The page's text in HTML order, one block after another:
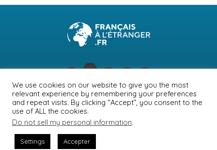
NEWSLETTER PUBLICITÉ CONTACTS
MENTIONS LÉGALES
POLITIQUE DE CONFIDENTIALITÉ
We use cookies on our website to give you the most
relevant experience by remembering your preferences
and repeat visits. By clicking “Accept”, you consent to the
use of ALL the cookies.
Do not sell my personal information.
Settings Accepter